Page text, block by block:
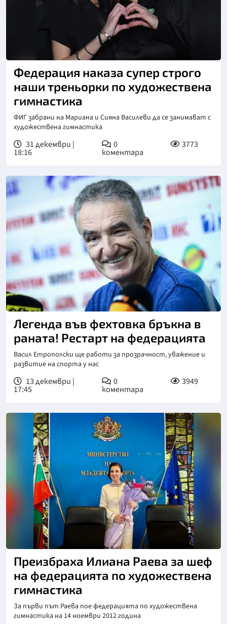
Снимка: БНР/личен архив
Федерация наказа супер строго
наши треньорки по художествена
гимнастика
ФИГ забрани на Мариана и Сияна Василеви да се занимават с
художествена гимнастика
31 декември |
18:16
0
коментара
3773
Снимка: БТА
Легенда във фехтовка бръкна в
раната! Рестарт на федерацията
Васил Етрополски ще работи за прозрачност, уважение и
развитие на спорта у нас
13 декември |
17:45
0
коментара
3949
Снимка: БФХГ
Преизбраха Илиана Раева за шеф
на федерацията по художествена
гимнастика
За първи път Раева пое федерацията по художествена
гимнастика на 14 ноември 2012 година